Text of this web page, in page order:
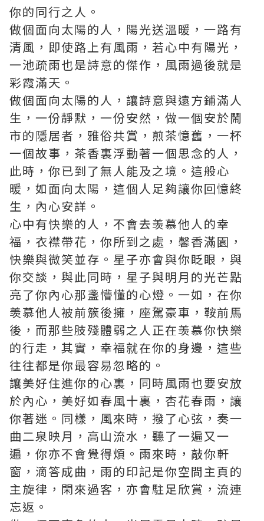
你的同行之人。
做個面向太陽的人，陽光送溫暖，一路有
清風，即使路上有風雨，若心中有陽光，
一池疏雨也是詩意的傑作，風雨過後就是
彩霞滿天。
做個面向太陽的人，讓詩意與遠方鋪滿人
生，一份靜默，一份安然，做一個安於鬧
市的隱居者，雅俗共賞，煎茶憶舊，一杯
一個故事，茶香裏浮動著一個思念的人，
此時，你已到了無人能及之境。這般心
暖，如面向太陽，這個人足夠讓你回憶終
生，內心安詳。
心中有快樂的人，不會去羡慕他人的幸
福，衣襟帶花，你所到之處，馨香滿園，
快樂與微笑並存。星子亦會與你眨眼，與
你交談，與此同時，星子與明月的光芒點
亮了你內心那盞懵懂的心燈。一如，在你
羡慕他人被前簇後擁，座駕豪車，鞍前馬
後，而那些肢殘體弱之人正在羡慕你快樂
的行走，其實，幸福就在你的身邊，這些
往往都是你最容易忽略的。
讓美好住進你的心裏，同時風雨也要安放
於內心，美好如春風十裏，杏花春雨，讓
你著迷。同樣，風來時，撥了心弦，奏一
曲二泉映月，高山流水，聽了一遍又一
遍，你亦不會覺得煩。雨來時，敲你軒
窗，滴答成曲，雨的印記是你空間主頁的
主旋律，閑來過客，亦會駐足欣賞，流連
忘返。